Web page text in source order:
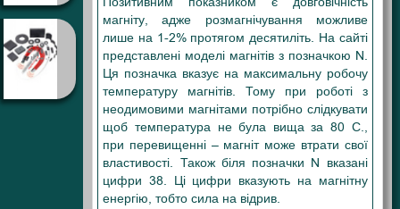
магніту, адже розмагнічування можливе
лише на 1-2% протягом десятиліть. На сайті
представлені моделі магнітів з позначкою N.
Ця позначка вказує на максимальну робочу
температуру магнітів. Тому при роботі з
неодимовими магнітами потрібно слідкувати
щоб температура не була вища за 80 С.,
при перевищенні – магніт може втрати свої
властивості. Також біля позначки N вказані
цифри 38. Ці цифри вказують на магнітну
енергію, тобто сила на відрив.